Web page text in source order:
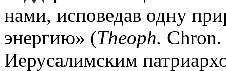
нами, исповедав одну
энергию» (Theoph. Сhron.
Иерусалимским